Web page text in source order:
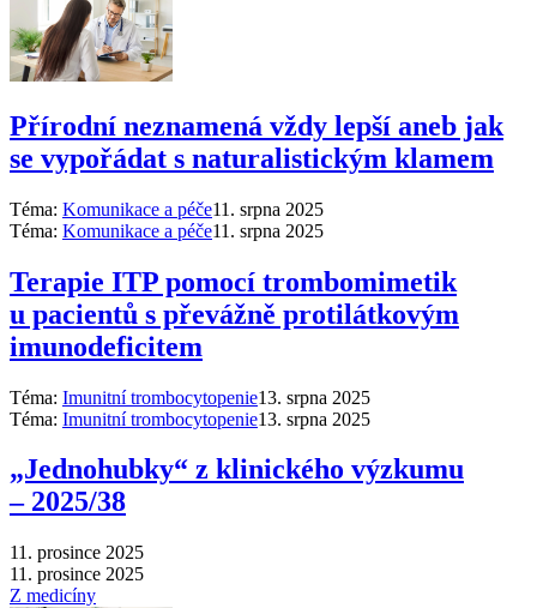
Přírodní neznamená vždy lepší aneb jak
se vypořádat s naturalistickým klamem
Téma: Komunikace a péče11. srpna 2025
Téma: Komunikace a péče11. srpna 2025
Terapie ITP pomocí trombomimetik
u pacientů s převážně protilátkovým
imunodeficitem
Téma: Imunitní trombocytopenie13. srpna 2025
Téma: Imunitní trombocytopenie13. srpna 2025
„Jednohubky“ z klinického výzkumu
–⁠ 2025/38
11. prosince 2025
11. prosince 2025
Z medicíny